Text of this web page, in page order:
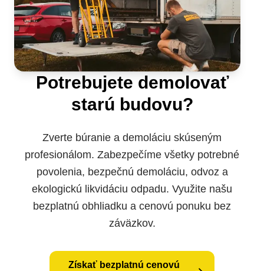
Potrebujete demolovať
starú budovu?
Zverte búranie a demoláciu skúseným
profesionálom. Zabezpečíme všetky potrebné
povolenia, bezpečnú demoláciu, odvoz a
ekologickú likvidáciu odpadu. Využite našu
bezplatnú obhliadku a cenovú ponuku bez
záväzkov.
Získať bezplatnú cenovú